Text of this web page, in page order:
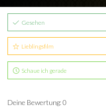
Gesehen
Lieblingsfilm
Schaue ich gerade
Deine Bewertung: 0